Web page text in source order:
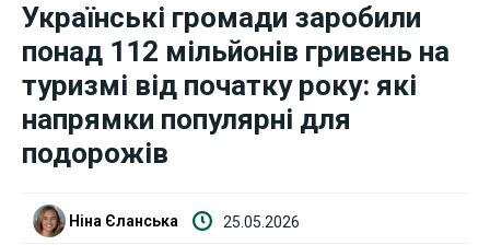
Новини
Бізнес
Фінанси
Українські громади заробили
понад 112 мільйонів гривень на
туризмі від початку року: які
напрямки популярні для
подорожів
Ніна Єланська 25.05.2026